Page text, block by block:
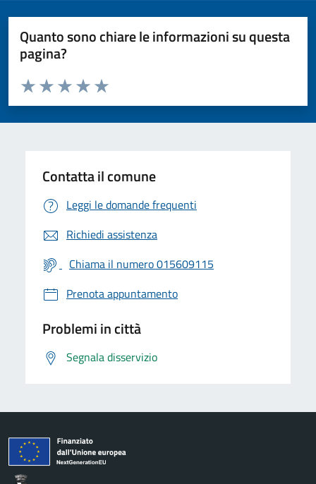
Quanto sono chiare le informazioni su questa
pagina?
Valuta da 1 a 5 stelle la pagina
Valuta 5 stelle su 5
Valuta 4 stelle su 5
Valuta 3 stelle su 5
Valuta 2 stelle su 5
Valuta 1 stelle su 5
Contatta il comune
Leggi le domande frequenti
Richiedi assistenza
Chiama il numero 015609115
Prenota appuntamento
Problemi in città
Segnala disservizio